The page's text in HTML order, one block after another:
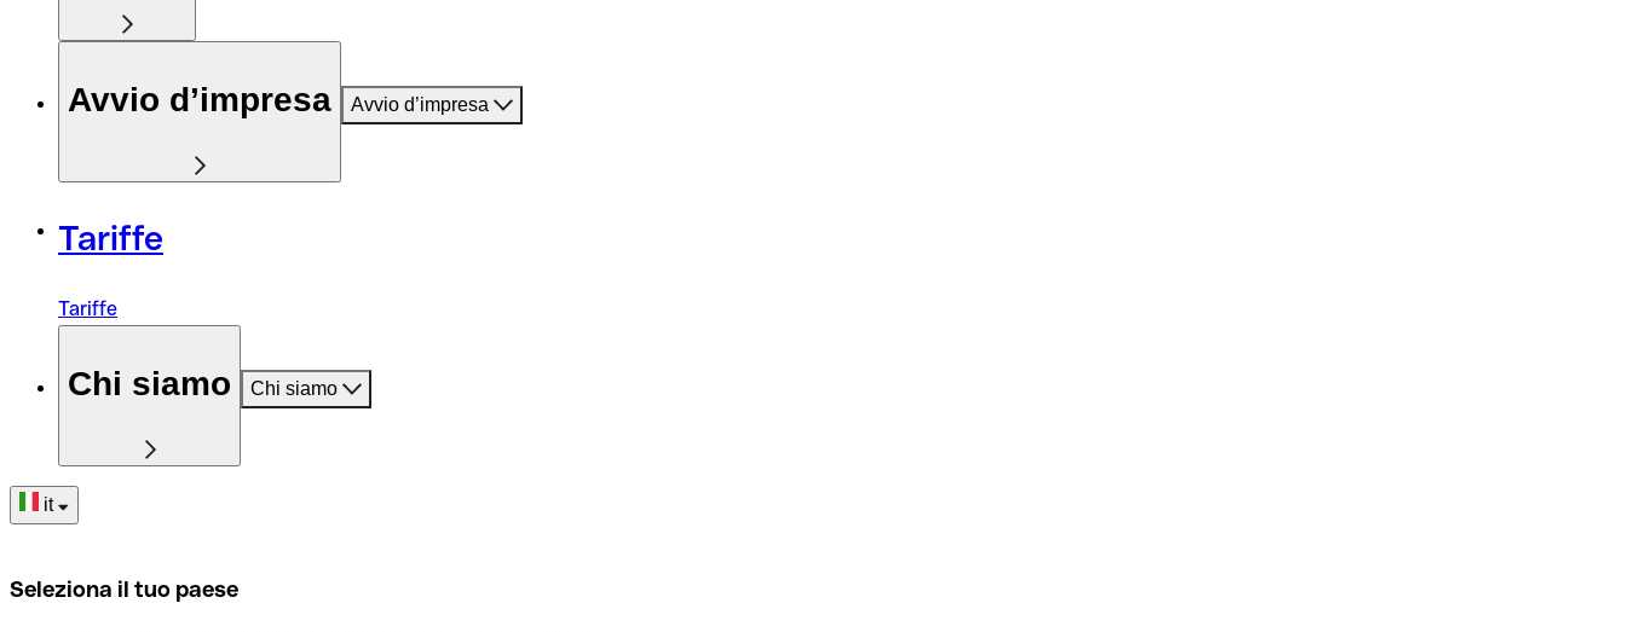
Avvio d’impresa Avvio d’impresa
Tariffe
Tariffe
Chi siamo Chi siamo
it
Seleziona il tuo paese